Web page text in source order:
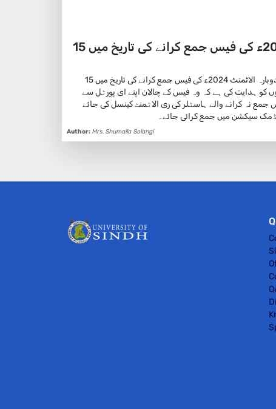
جامعہ سندھ کے بوائز ہاسٹلز میں فریش دوبارہ الاٹمنٹ 2024ء کی فیس جمع کرانے کی تاریخ میں 15
پرووسٹ بوائز ہاسٹلز ڈاکٹر پسند علی کھوسو نے مطلع کیا ہے کہ بوائز ہاسٹلز میں فریش و دوبارہ الاٹمنٹ 2024ء کی فیس جمع کرانے کی تاریخ میں 15
کو ہدایت کی ہے کہ وہ فیس کے چالان اپنے ای پورٹل سے
نہ کرانے والے ہاسٹلر کی ری الاٹمنٹ کینسل کی جائے
Author: Mrs. Shumaila Solangi